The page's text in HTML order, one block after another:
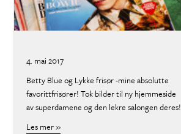
4. mai 2017
Betty Blue og Lykke frisør -mine absolutte
favorittfrisører! Tok bilder til ny hjemmeside
av superdamene og den lekre salongen deres!
Les mer »